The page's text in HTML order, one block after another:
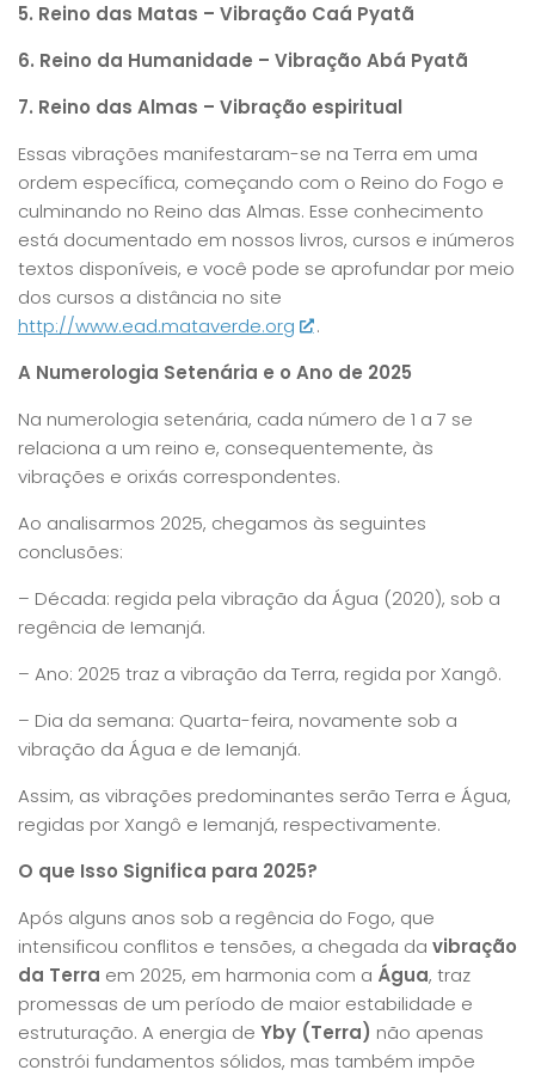
5. Reino das Matas – Vibração Caá Pyatã
6. Reino da Humanidade – Vibração Abá Pyatã
7. Reino das Almas – Vibração espiritual
Essas vibrações manifestaram-se na Terra em uma
ordem específica, começando com o Reino do Fogo e
culminando no Reino das Almas. Esse conhecimento
está documentado em nossos livros, cursos e inúmeros
textos disponíveis, e você pode se aprofundar por meio
dos cursos a distância no site
http://www.ead.mataverde.org
.
A Numerologia Setenária e o Ano de 2025
Na numerologia setenária, cada número de 1 a 7 se
relaciona a um reino e, consequentemente, às
vibrações e orixás correspondentes.
Ao analisarmos 2025, chegamos às seguintes
conclusões:
– Década: regida pela vibração da Água (2020), sob a
regência de Iemanjá.
– Ano: 2025 traz a vibração da Terra, regida por Xangô.
– Dia da semana: Quarta-feira, novamente sob a
vibração da Água e de Iemanjá.
Assim, as vibrações predominantes serão Terra e Água,
regidas por Xangô e Iemanjá, respectivamente.
O que Isso Significa para 2025?
Após alguns anos sob a regência do Fogo, que
intensificou conflitos e tensões, a chegada da vibração
da Terra em 2025, em harmonia com a Água, traz
promessas de um período de maior estabilidade e
estruturação. A energia de Yby (Terra) não apenas
constrói fundamentos sólidos, mas também impõe